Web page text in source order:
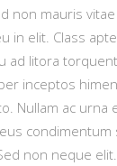
non mauris
in elit. Class
ad litora
inceptos
Nullam ac urna
condimentum
non neque